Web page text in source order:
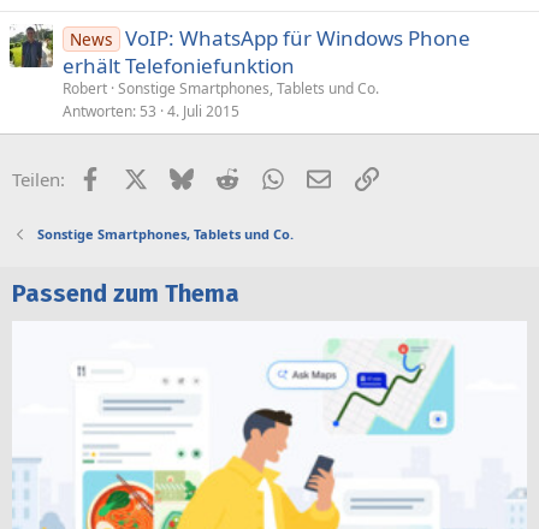
News VoIP: WhatsApp für Windows Phone
erhält Telefoniefunktion
Robert Sonstige Smartphones, Tablets und Co.
Antworten 53 4. Juli 2015
Teilen: FacebookX (Twitter)
BlueskyRedditWhatsApp
E-MailLink
Sonstige Smartphones, Tablets und Co.
Passend zum Thema